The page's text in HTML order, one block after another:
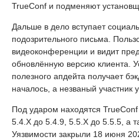
TrueConf и подменяют
Дальше в дело вступает
подозрительного письма.
видеоконференции и видит
обновлённую версию клиента.
полезного апдейта получает
началось, а незваный участник
Под ударом находятся
5.4.X до 5.4.9, 5.5.X до 5.5.5, а
Уязвимости закрыли 18 июня